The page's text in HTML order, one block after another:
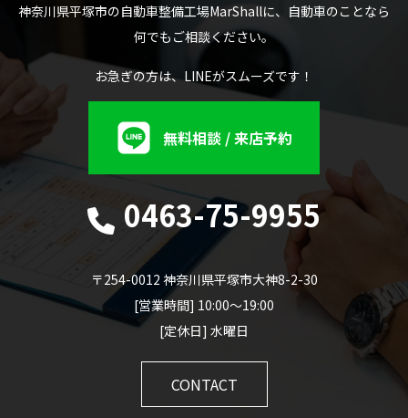
神奈川県平塚市の自動車整備工場MarShallに、自動車のことなら
何でもご相談ください。
お急ぎの方は、LINEがスムーズです！
無料相談 / 来店予約
0463-75-9955
〒254-0012 神奈川県平塚市大神8-2-30
[営業時間] 10:00～19:00
[定休日] 水曜日
CONTACT